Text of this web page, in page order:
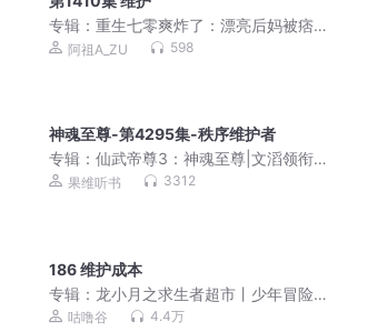
专辑：重生七零爽炸了：漂亮后妈被痞
帅地主崽崽宠上天 | 年代甜宠爽文 | 精品
阿祖A_ZU 598
神魂至尊-第4295集-秩序维护者
专辑：仙武帝尊3：神魂至尊|文滔领衔&
各仙争霸
果维听书 3312
186 维护成本
专辑：龙小月之求生者超市丨少年冒险
丨顾寒渊咕噜谷
咕噜谷 4.4万